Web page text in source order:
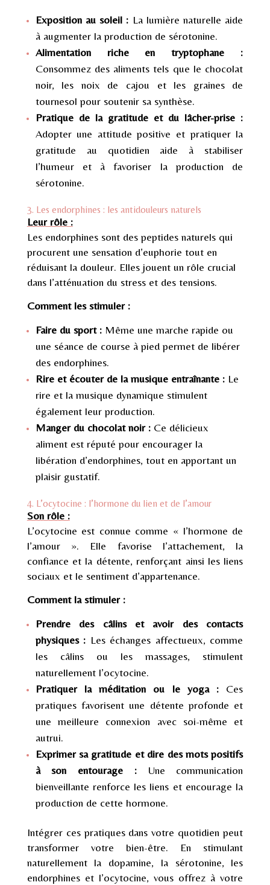
Exposition au soleil : La lumière naturelle aide
à augmenter la production de sérotonine.
Alimentation riche en tryptophane :
Consommez des aliments tels que le chocolat
noir, les noix de cajou et les graines de
tournesol pour soutenir sa synthèse.
Pratique de la gratitude et du lâcher-prise :
Adopter une attitude positive et pratiquer la
gratitude au quotidien aide à stabiliser
l’humeur et à favoriser la production de
sérotonine.
3. Les endorphines : les antidouleurs naturels
Leur rôle :
Les endorphines sont des peptides naturels qui
procurent une sensation d’euphorie tout en
réduisant la douleur. Elles jouent un rôle crucial
dans l’atténuation du stress et des tensions.
Comment les stimuler :
Faire du sport :Même une marche rapide ou
une séance de course à pied permet de libérer
des endorphines.
Rire et écouter de la musique entraînante :Le
rire et la musique dynamique stimulent
également leur production.
Manger du chocolat noir :Ce délicieux
aliment est réputé pour encourager la
libération d’endorphines, tout en apportant un
plaisir gustatif.
4. L’ocytocine : l’hormone du lien et de l’amour
Son rôle :
L’ocytocine est connue comme « l’hormone de
l’amour ». Elle favorise l’attachement, la
confiance et la détente, renforçant ainsi les liens
sociaux et le sentiment d’appartenance.
Comment la stimuler :
Prendre des câlins et avoir des contacts
physiques : Les échanges affectueux, comme
les câlins ou les massages, stimulent
naturellement l’ocytocine.
Pratiquer la méditation ou le yoga : Ces
pratiques favorisent une détente profonde et
une meilleure connexion avec soi-même et
autrui.
Exprimer sa gratitude et dire des mots positifs
à son entourage :Une communication
bienveillante renforce les liens et encourage la
production de cette hormone.
Intégrer ces pratiques dans votre quotidien peut
transformer votre bien-être. En stimulant
naturellement la dopamine, la sérotonine, les
endorphines et l’ocytocine, vous offrez à votre